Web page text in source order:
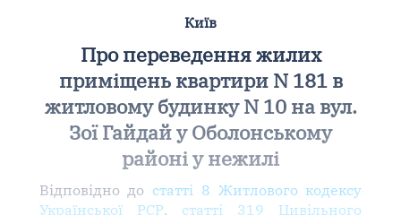
Київ
Про переведення жилих
приміщень квартири N 181 в
житловому будинку N 10 на вул.
Зої Гайдай у Оболонському
районі у нежилі
Відповідно до статті 8 Житлового кодексу
Української РСР, статті 319 Цивільного